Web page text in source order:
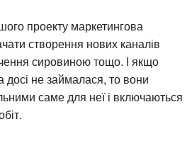
проекту маркетингова
створення нових каналів
сировиною тощо. І якщо
не займалася, то вони
саме для неї і включаються